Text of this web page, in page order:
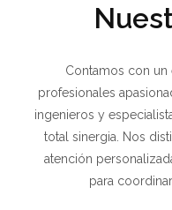
Contamos con
profesionales
ingenieros y
total sinergia. Nos
atención
para